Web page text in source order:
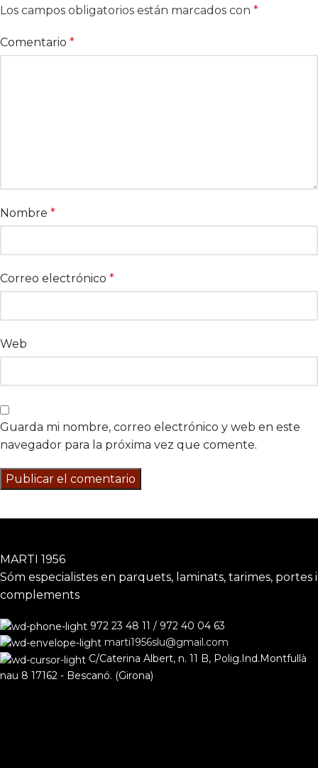
Los campos obligatorios están marcados con *
Comentario *
Nombre *
Correo electrónico *
Web
Guarda mi nombre, correo electrónico y web en este
navegador para la próxima vez que comente.
MARTI 1956
Sóm especialistes en parquets, laminats, tarimes, portes i
complements
972 23 48 11 / 972 40 04 63
marti1956slu@gmail.com
C/Caterina Albert, n. 11 B, Polig.Ind.Montfullà
nau 8 17162 - Bescanó. (Girona)